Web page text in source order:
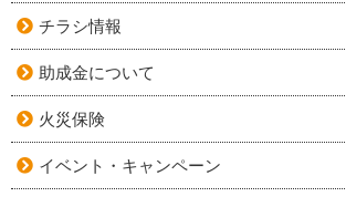
チラシ情報
助成金について
火災保険
イベント・キャンペーン